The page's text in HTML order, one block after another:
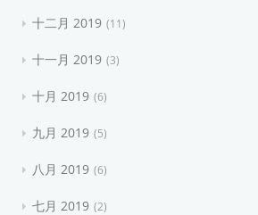
十二月 2019 11
十一月 2019 3
十月 2019 6
九月 2019 5
八月 2019 6
七月 2019 2